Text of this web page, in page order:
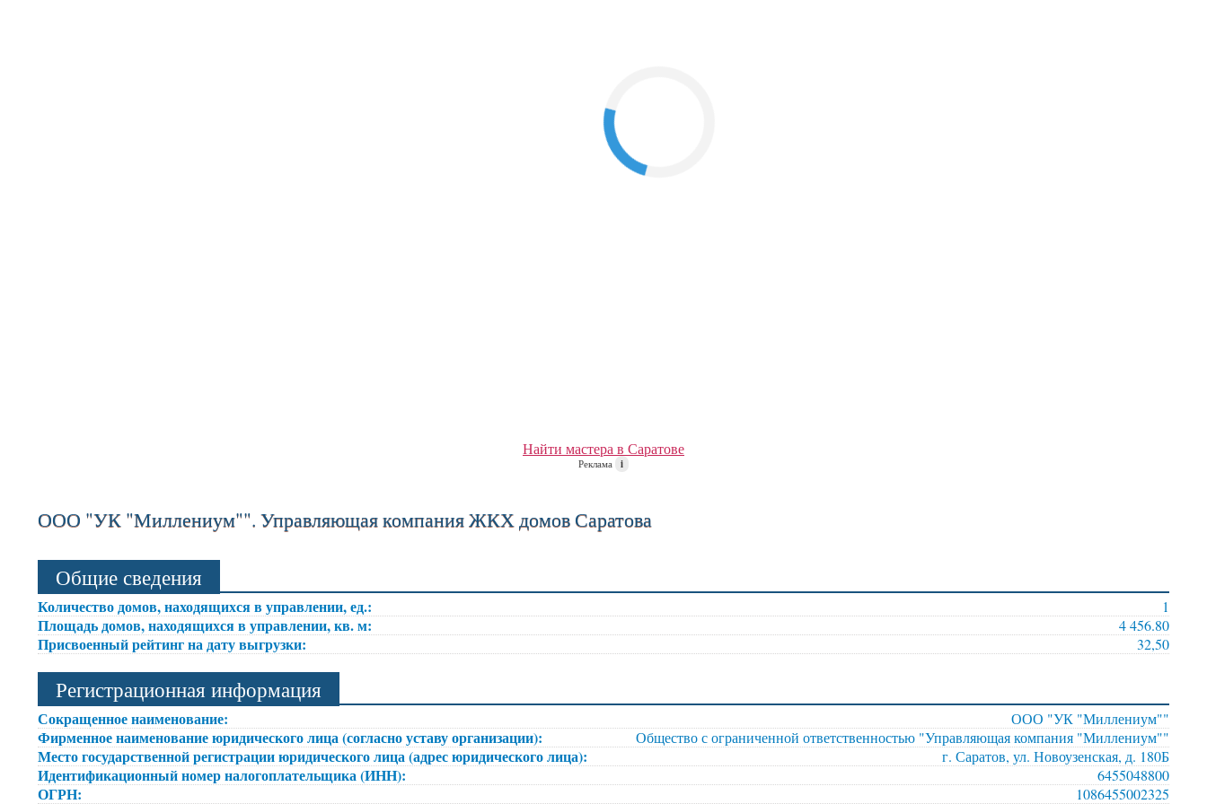
Найти мастера в Саратове
Реклама i
ООО "УК "Миллениум"". Управляющая компания ЖКХ домов Саратова
Общие сведения
Количество домов, находящихся в управлении, ед.: 1
Площадь домов, находящихся в управлении, кв. м: 4 456.80
Присвоенный рейтинг на дату выгрузки: 32,50
Регистрационная информация
Сокращенное наименование: ООО "УК "Миллениум""
Фирменное наименование юридического лица (согласно уставу организации): Общество с ограниченной ответственностью "Управляющая компания "Миллениум""
Место государственной регистрации юридического лица (адрес юридического лица): г. Саратов, ул. Новоузенская, д. 180Б
Идентификационный номер налогоплательщика (ИНН): 6455048800
ОГРН: 1086455002325